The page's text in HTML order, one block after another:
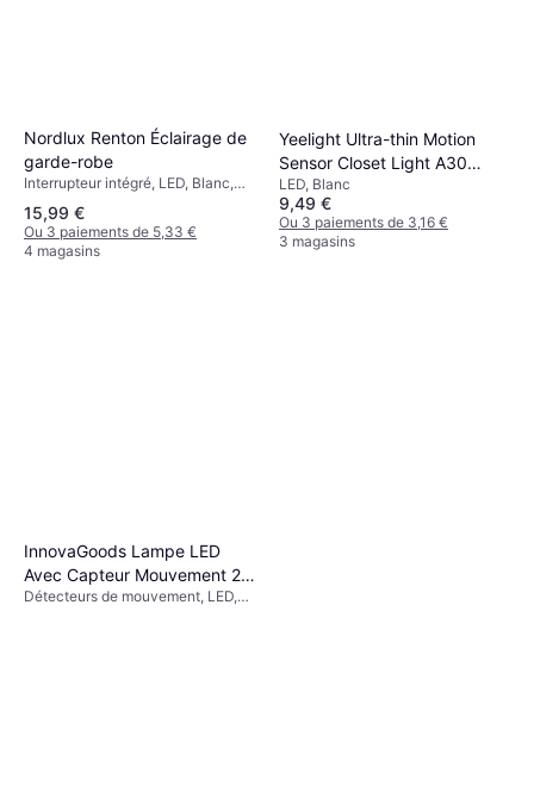
Nordlux Renton Éclairage de
garde-robe
Interrupteur intégré, LED, Blanc,
Plastique, Classe IP: IP20, Douille
de Lampe: T5
15,99 €
Ou 3 paiements de 5,33 €
4 magasins
Yeelight Ultra-thin Motion
Sensor Closet Light A30
Argenté Éclairage de garde-
robe
LED, Blanc
9,49 €
Ou 3 paiements de 3,16 €
3 magasins
InnovaGoods Lampe LED
Avec Capteur Mouvement 2
Unités Éclairage de garde-
Détecteurs de mouvement, LED,